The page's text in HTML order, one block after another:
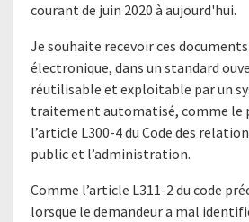
courant de juin 2020 à aujourd'hui.
Je souhaite recevoir ces
électronique, dans un standard
réutilisable et exploitable par un
traitement automatisé, comme le
l’article L300-4 du Code des
public et l’administration.
Comme l’article L311-2 du code
lorsque le demandeur a mal